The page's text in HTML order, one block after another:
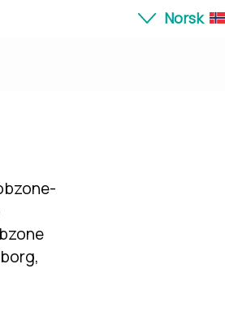
Norsk